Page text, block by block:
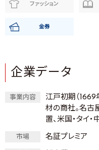
ファッション
金券
企業データ
事業内容
江戸初期（1669
材の商社。名古
置、米国・タイ
市場 名証プレミア